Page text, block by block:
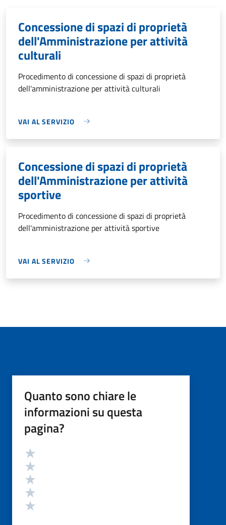
Concessione di spazi di proprietà
dell'Amministrazione per attività
culturali
Procedimento di concessione di spazi di proprietà
dell'amministrazione per attività culturali
VAI AL SERVIZIO
Concessione di spazi di proprietà
dell'Amministrazione per attività
sportive
Procedimento di concessione di spazi di proprietà
dell'amministrazione per attività sportive
VAI AL SERVIZIO
Quanto sono chiare le
informazioni su questa
pagina?
Valutazione